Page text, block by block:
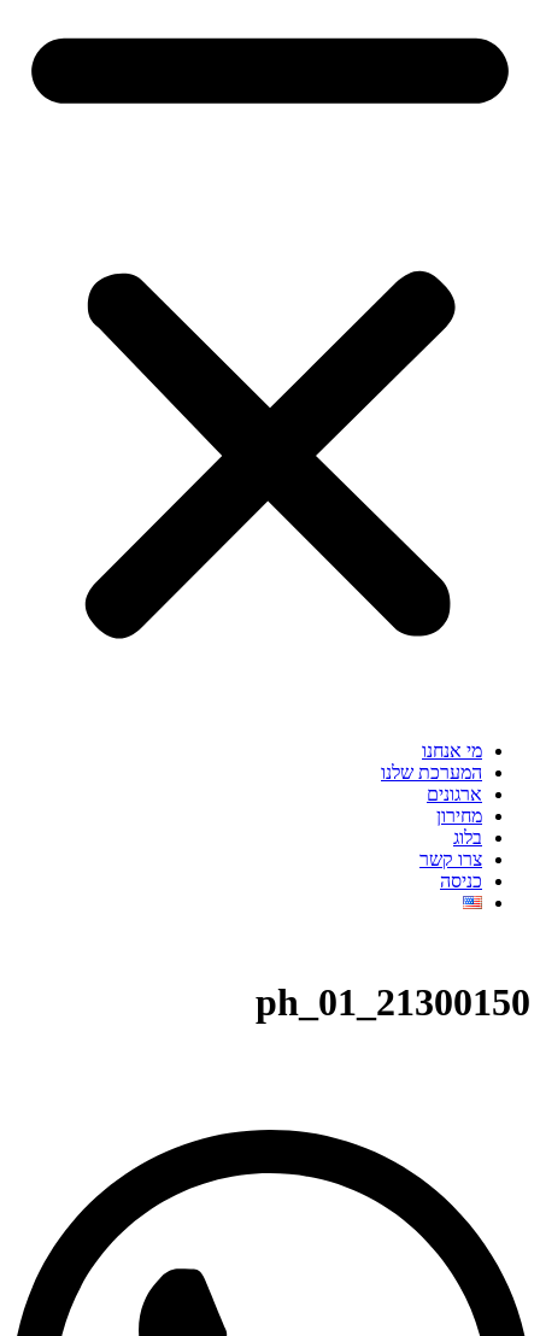
מי אנחנו
המערכת שלנו
ארגונים
מחירון
בלוג
צרו קשר
כניסה
21300150_ph_01